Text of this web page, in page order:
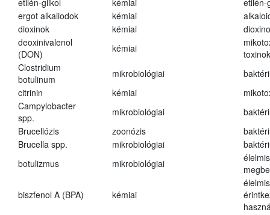
etilén-glikol
kémiai
etilén-
ergot alkaliodok
kémiai
dioxinok
kémiai
deoxinivalenol
(DON)
kémiai
toxinok
Clostridium
botulinum
mikrobiológiai
citrinin
kémiai
Campylobacter
spp.
mikrobiológiai
Brucellózis
zoonózis
Brucella spp.
mikrobiológiai
botulizmus
mikrobiológiai
biszfenol A (BPA) kémiai